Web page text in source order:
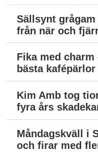
Sällsynt
från när och
Fika med
bästa
Kim Amb tog
fyra års
Måndagskväll i
och firar med